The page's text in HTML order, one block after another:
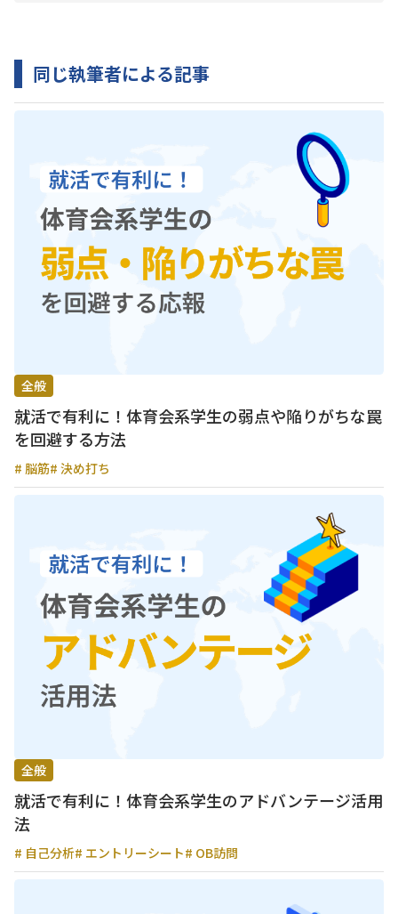
同じ執筆者による記事
全般
就活で有利に！体育会系学生の弱点や陥りがちな罠
を回避する方法
# 脳筋# 決め打ち
全般
就活で有利に！体育会系学生のアドバンテージ活用
法
# 自己分析# エントリーシート# OB訪問